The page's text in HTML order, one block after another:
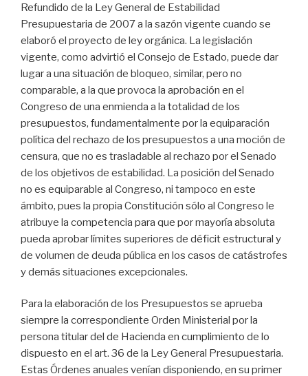
Refundido de la Ley General de Estabilidad
Presupuestaria de 2007 a la sazón vigente cuando se
elaboró el proyecto de ley orgánica. La legislación
vigente, como advirtió el Consejo de Estado, puede dar
lugar a una situación de bloqueo, similar, pero no
comparable, a la que provoca la aprobación en el
Congreso de una enmienda a la totalidad de los
presupuestos, fundamentalmente por la equiparación
política del rechazo de los presupuestos a una moción de
censura, que no es trasladable al rechazo por el Senado
de los objetivos de estabilidad. La posición del Senado
no es equiparable al Congreso, ni tampoco en este
ámbito, pues la propia Constitución sólo al Congreso le
atribuye la competencia para que por mayoría absoluta
pueda aprobar límites superiores de déficit estructural y
de volumen de deuda pública en los casos de catástrofes
y demás situaciones excepcionales.
Para la elaboración de los Presupuestos se aprueba
siempre la correspondiente Orden Ministerial por la
persona titular del de Hacienda en cumplimiento de lo
dispuesto en el art. 36 de la Ley General Presupuestaria.
Estas Órdenes anuales venían disponiendo, en su primer